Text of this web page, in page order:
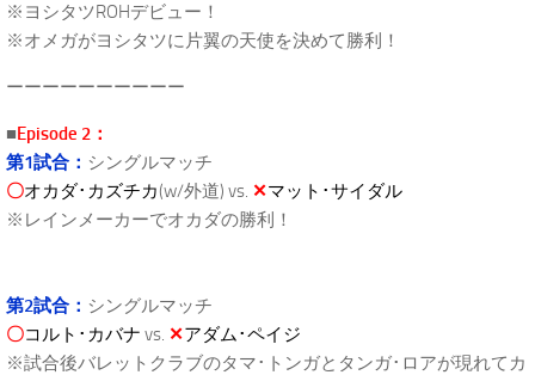
※ヨシタツROHデビュー！
※オメガがヨシタツに片翼の天使を決めて勝利！
ーーーーーーーーーー
■Episode 2：
第1試合： シングルマッチ
〇オカダ･カズチカ(w/外道) vs. ✕マット･サイダル
※レインメーカーでオカダの勝利！
第2試合： シングルマッチ
〇コルト･カバナ vs. ✕アダム･ペイジ
※試合後バレットクラブのタマ･トンガとタンガ･ロアが現れてカ